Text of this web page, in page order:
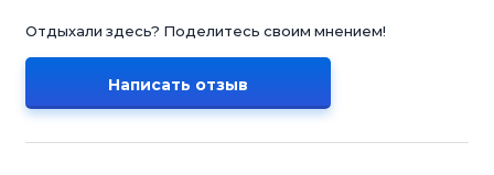
Отдыхали здесь? Поделитесь своим мнением!
Написать отзыв